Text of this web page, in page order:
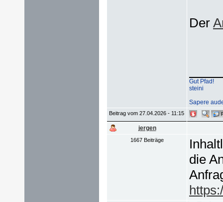
Der
Gut Pfad!
steini
Sapere
Beitrag vom 27.04.2026 - 11:15
jergen
1667 Beiträge
die